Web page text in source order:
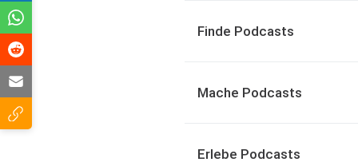
Finde Podcasts
Mache Podcasts
Erlebe Podcasts